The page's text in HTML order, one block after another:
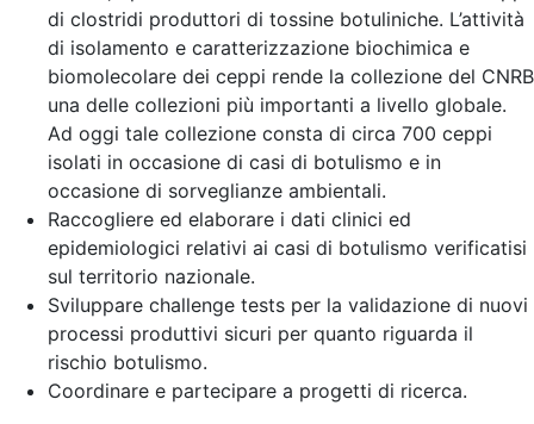
di clostridi produttori di tossine botuliniche. L’attività
di isolamento e caratterizzazione biochimica e
biomolecolare dei ceppi rende la collezione del CNRB
una delle collezioni più importanti a livello globale.
Ad oggi tale collezione consta di circa 700 ceppi
isolati in occasione di casi di botulismo e in
occasione di sorveglianze ambientali.
Raccogliere ed elaborare i dati clinici ed
epidemiologici relativi ai casi di botulismo verificatisi
sul territorio nazionale.
Sviluppare challenge tests per la validazione di nuovi
processi produttivi sicuri per quanto riguarda il
rischio botulismo.
Coordinare e partecipare a progetti di ricerca.